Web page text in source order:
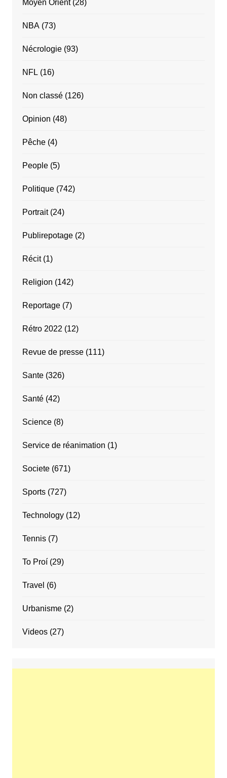
Moyen Orient(28)
NBA(73)
Nécrologie(93)
NFL (16)
Non classé(126)
Opinion (48)
Pêche(4)
People(5)
Politique(742)
Portrait(24)
Publirepotage(2)
Récit(1)
Religion (142)
Reportage(7)
Rétro 2022 (12)
Revue de presse(111)
Sante(326)
Santé(42)
Science(8)
Service de réanimation (1)
Societe(671)
Sports(727)
Technology(12)
Tennis(7)
To Proí(29)
Travel (6)
Urbanisme(2)
Videos(27)